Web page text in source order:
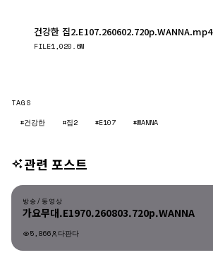
건강한 집2.E107.260602.720p.WANNA.mp4
FILE1,020.6M
TAGS
#건강한
#집2 #E107 #WANNA
관련 포스트
방송/동영상
방송/동영상
가요무대.E1970.260803.720p.WANNA
5,866 다판다
방송/동영상